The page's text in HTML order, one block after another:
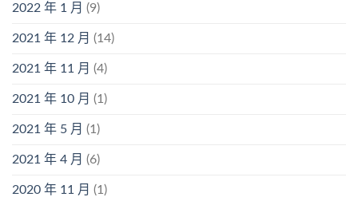
2022 年 1 月 (9)
2021 年 12 月 (14)
2021 年 11 月 (4)
2021 年 10 月 (1)
2021 年 5 月 (1)
2021 年 4 月 (6)
2020 年 11 月 (1)